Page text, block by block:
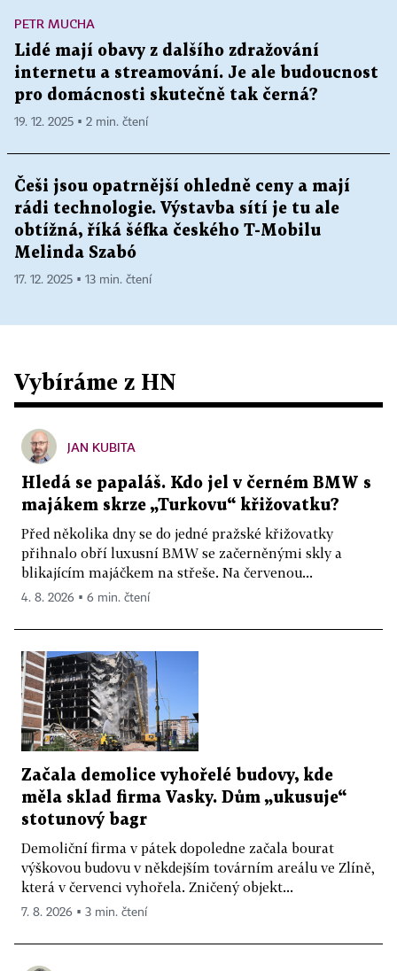
PETR MUCHA
Lidé mají obavy z dalšího zdražování
internetu a streamování. Je ale budoucnost
pro domácnosti skutečně tak černá?
19. 12. 2025 ▪ 2 min. čtení
Češi jsou opatrnější ohledně ceny a mají
rádi technologie. Výstavba sítí je tu ale
obtížná, říká šéfka českého T-Mobilu
Melinda Szabó
17. 12. 2025 ▪ 13 min. čtení
Vybíráme z HN
JAN KUBITA
Hledá se papaláš. Kdo jel v černém BMW s
majákem skrze „Turkovu“ křižovatku?
Před několika dny se do jedné pražské křižovatky
přihnalo obří luxusní BMW se začerněnými skly a
blikajícím majáčkem na střeše. Na červenou...
4. 8. 2026 ▪ 6 min. čtení
Začala demolice vyhořelé budovy, kde
měla sklad firma Vasky. Dům „ukusuje“
stotunový bagr
Demoliční firma v pátek dopoledne začala bourat
výškovou budovu v někdejším továrním areálu ve Zlíně,
která v červenci vyhořela. Zničený objekt...
7. 8. 2026 ▪ 3 min. čtení